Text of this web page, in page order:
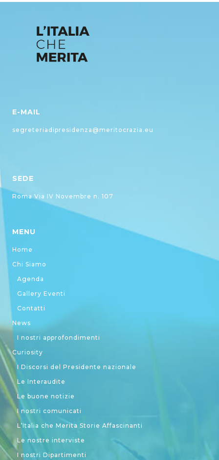
E-MAIL
segreteriadipresidenza@meritocrazia.eu
SEDE
Roma Via IV Novembre n. 107
MENU
Home
Chi Siamo
Agenda
Gallery Eventi
Contatti
News
I nostri approfondimenti
Curiosity
I Discorsi del Presidente nazionale
Le Interaudite
Le buone notizie
I nostri comunicati
L’Italia che Merita Storie Affascinanti
Le nostre interviste
I nostri Dipartimenti